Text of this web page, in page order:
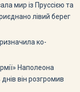
мир із Пруссією та
лівий берег
ко­
Напо­леона
він розгромив